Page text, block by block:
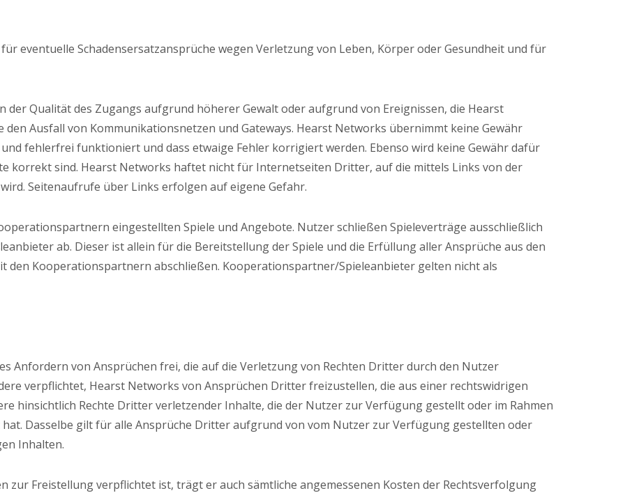
eventuelle Schadensersatzansprüche wegen Verletzung von Leben, Körper oder Gesundheit und für
Qualität des Zugangs aufgrund höherer Gewalt oder aufgrund von Ereignissen, die Hearst
Ausfall von Kommunikationsnetzen und Gateways. Hearst Networks übernimmt keine Gewähr
fehlerfrei funktioniert und dass etwaige Fehler korrigiert werden. Ebenso wird keine Gewähr dafür
korrekt sind. Hearst Networks haftet nicht für Internetseiten Dritter, auf die mittels Links von der
Seitenaufrufe über Links erfolgen auf eigene Gefahr.
eingestellten Spiele und Angebote. Nutzer schließen Spieleverträge ausschließlich
ab. Dieser ist allein für die Bereitstellung der Spiele und die Erfüllung aller Ansprüche aus den
den Kooperationspartnern abschließen. Kooperationspartner/Spieleanbieter gelten nicht als
Anfordern von Ansprüchen frei, die auf die Verletzung von Rechten Dritter durch den Nutzer
verpflichtet, Hearst Networks von Ansprüchen Dritter freizustellen, die aus einer rechtswidrigen
hinsichtlich Rechte Dritter verletzender Inhalte, die der Nutzer zur Verfügung gestellt oder im Rahmen
Dasselbe gilt für alle Ansprüche Dritter aufgrund von vom Nutzer zur Verfügung gestellten oder
Inhalten.
zur Freistellung verpflichtet ist, trägt er auch sämtliche angemessenen Kosten der Rechtsverfolgung